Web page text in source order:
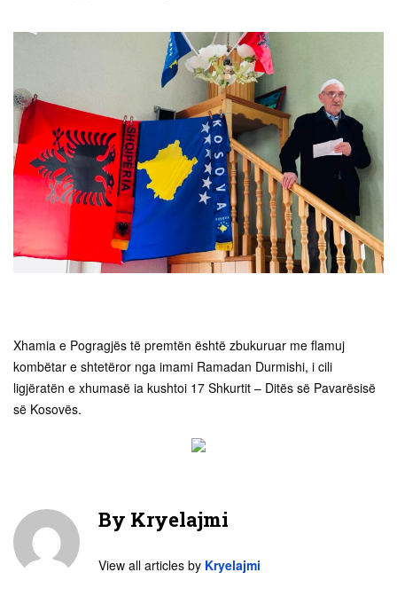
Xhamia e Pogragjës të premtën është zbukuruar me flamuj
kombëtar e shtetëror nga imami Ramadan Durmishi, i cili
ligjëratën e xhumasë ia kushtoi 17 Shkurtit – Ditës së Pavarësisë
së Kosovës.
By Kryelajmi
View all articles by Kryelajmi